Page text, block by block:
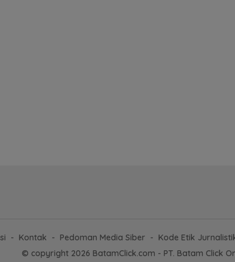
Kontak Pedoman Media Siber Kode Etik
© copyright 2026 BatamClick.com - PT. Batam Click